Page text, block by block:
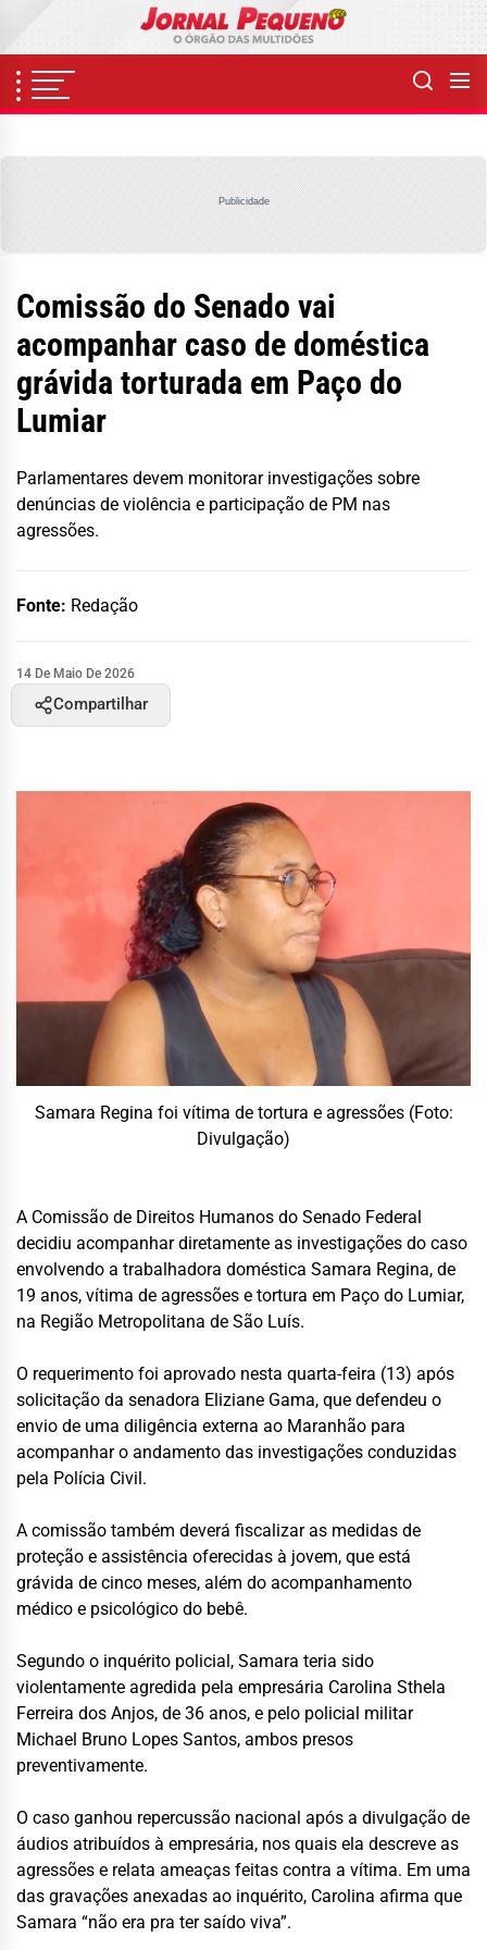
content
Publicidade
Comissão do Senado vai
acompanhar caso de doméstica
grávida torturada em Paço do
Lumiar
Parlamentares devem monitorar investigações sobre
denúncias de violência e participação de PM nas
agressões.
Fonte: Redação
14 De Maio De 2026
Compartilhar
Samara Regina foi vítima de tortura e agressões (Foto:
Divulgação)
A Comissão de Direitos Humanos do Senado Federal
decidiu acompanhar diretamente as investigações do caso
envolvendo a trabalhadora doméstica Samara Regina, de
19 anos, vítima de agressões e tortura em Paço do Lumiar,
na Região Metropolitana de São Luís.
O requerimento foi aprovado nesta quarta-feira (13) após
solicitação da senadora Eliziane Gama, que defendeu o
envio de uma diligência externa ao Maranhão para
acompanhar o andamento das investigações conduzidas
pela Polícia Civil.
A comissão também deverá fiscalizar as medidas de
proteção e assistência oferecidas à jovem, que está
grávida de cinco meses, além do acompanhamento
médico e psicológico do bebê.
Segundo o inquérito policial, Samara teria sido
violentamente agredida pela empresária Carolina Sthela
Ferreira dos Anjos, de 36 anos, e pelo policial militar
Michael Bruno Lopes Santos, ambos presos
preventivamente.
O caso ganhou repercussão nacional após a divulgação de
áudios atribuídos à empresária, nos quais ela descreve as
agressões e relata ameaças feitas contra a vítima. Em uma
das gravações anexadas ao inquérito, Carolina afirma que
Samara “não era pra ter saído viva”.